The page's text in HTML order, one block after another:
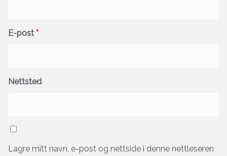
E-post *
Nettsted
Lagre mitt navn, e-post og nettside i denne nettleseren